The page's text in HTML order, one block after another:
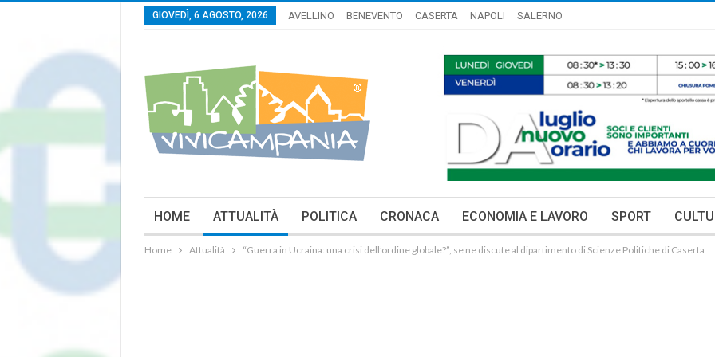
GIOVEDÌ, 6 AGOSTO, 2026 AVELLINO BENEVENTO CASERTA NAPOLI SALERNO
HOME ATTUALITÀ POLITICA CRONACA ECONOMIA E LAVORO SPORT
Home Attualità “Guerra in Ucraina: una crisi dell’ordine globale?”, se ne discute al dipartimento di Scienze Politiche di Caserta